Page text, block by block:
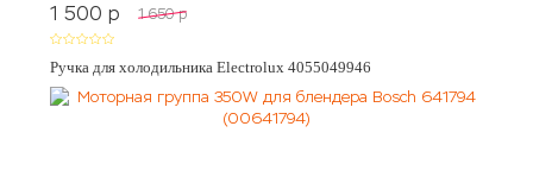
1 500 p 1 650 p
Ручка для холодильника Electrolux 4055049946